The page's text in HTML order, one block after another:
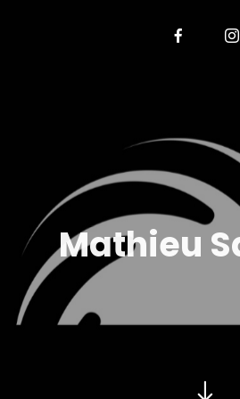
Mathieu